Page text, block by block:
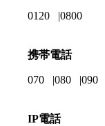
0120 0800
携帯電話
070 080 090
IP電話